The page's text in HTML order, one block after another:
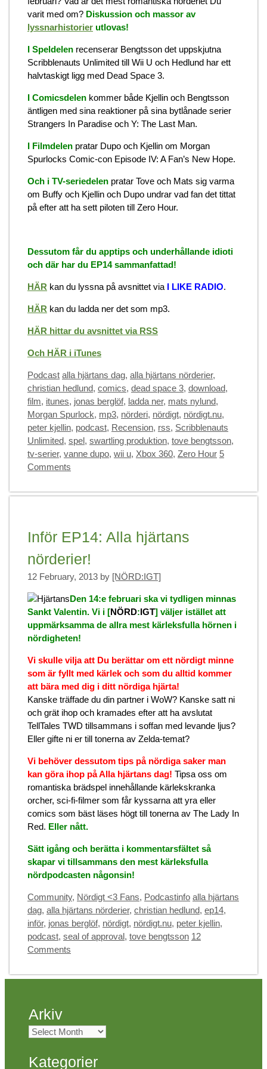
varit med om? Diskussion och massor av
lyssnarhistorier utlovas!
I Speldelen recenserar Bengtsson det uppskjutna
Scribblenauts Unlimited till Wii U och Hedlund har ett
halvtaskigt ligg med Dead Space 3.
I Comicsdelen kommer både Kjellin och Bengtsson
äntligen med sina reaktioner på sina bytlånade serier
Strangers In Paradise och Y: The Last Man.
I Filmdelen pratar Dupo och Kjellin om Morgan
Spurlocks Comic-con Episode IV: A Fan’s New Hope.
Och i TV-seriedelen pratar Tove och Mats sig varma
om Buffy och Kjellin och Dupo undrar vad fan det tittat
på efter att ha sett piloten till Zero Hour.
Dessutom får du apptips och underhållande idioti
och där har du EP14 sammanfattad!
HÄR kan du lyssna på avsnittet via I LIKE RADIO.
HÄR kan du ladda ner det som mp3.
HÄR hittar du avsnittet via RSS
Och HÄR i iTunes
Categories
Podcast Tags
alla hjärtans dag, alla hjärtans nörderier,
christian hedlund, comics, dead space 3, download,
film, itunes, jonas berglöf, ladda ner, mats nylund,
Morgan Spurlock, mp3, nörderi, nördigt, nördigt.nu,
peter kjellin, podcast, Recension, rss, Scribblenauts
Unlimited, spel, swartling produktion, tove bengtsson,
tv-serier, vanne dupo, wii u, Xbox 360, Zero Hour 5
Comments
Inför EP14: Alla hjärtans
nörderier!
12 February, 2013 by [NÖRD:IGT]
Den 14:e februari ska vi tydligen minnas
Sankt Valentin. Vi i [NÖRD:IGT] väljer istället att
uppmärksamma de allra mest kärleksfulla hörnen i
nördigheten!
Vi skulle vilja att Du berättar om ett nördigt minne
som är fyllt med kärlek och som du alltid kommer
att bära med dig i ditt nördiga hjärta!
Kanske träffade du din partner i WoW? Kanske satt ni
och grät ihop och kramades efter att ha avslutat
TellTales TWD tillsammans i soffan med levande ljus?
Eller gifte ni er till tonerna av Zelda-temat?
Vi behöver dessutom tips på nördiga saker man
kan göra ihop på Alla hjärtans dag! Tipsa oss om
romantiska brädspel innehållande kärlekskranka
orcher, sci-fi-filmer som får kyssarna att yra eller
comics som bäst läses högt till tonerna av The Lady In
Red. Eller nått.
Sätt igång och berätta i kommentarsfältet så
skapar vi tillsammans den mest kärleksfulla
nördpodcasten någonsin!
Categories
Community, Nördigt <3 Fans, Podcastinfo Tags
alla hjärtans
dag, alla hjärtans nörderier, christian hedlund, ep14,
inför, jonas berglöf, nördigt, nördigt.nu, peter kjellin,
podcast, seal of approval, tove bengtsson 12
Comments
Arkiv
Arkiv
Kategorier